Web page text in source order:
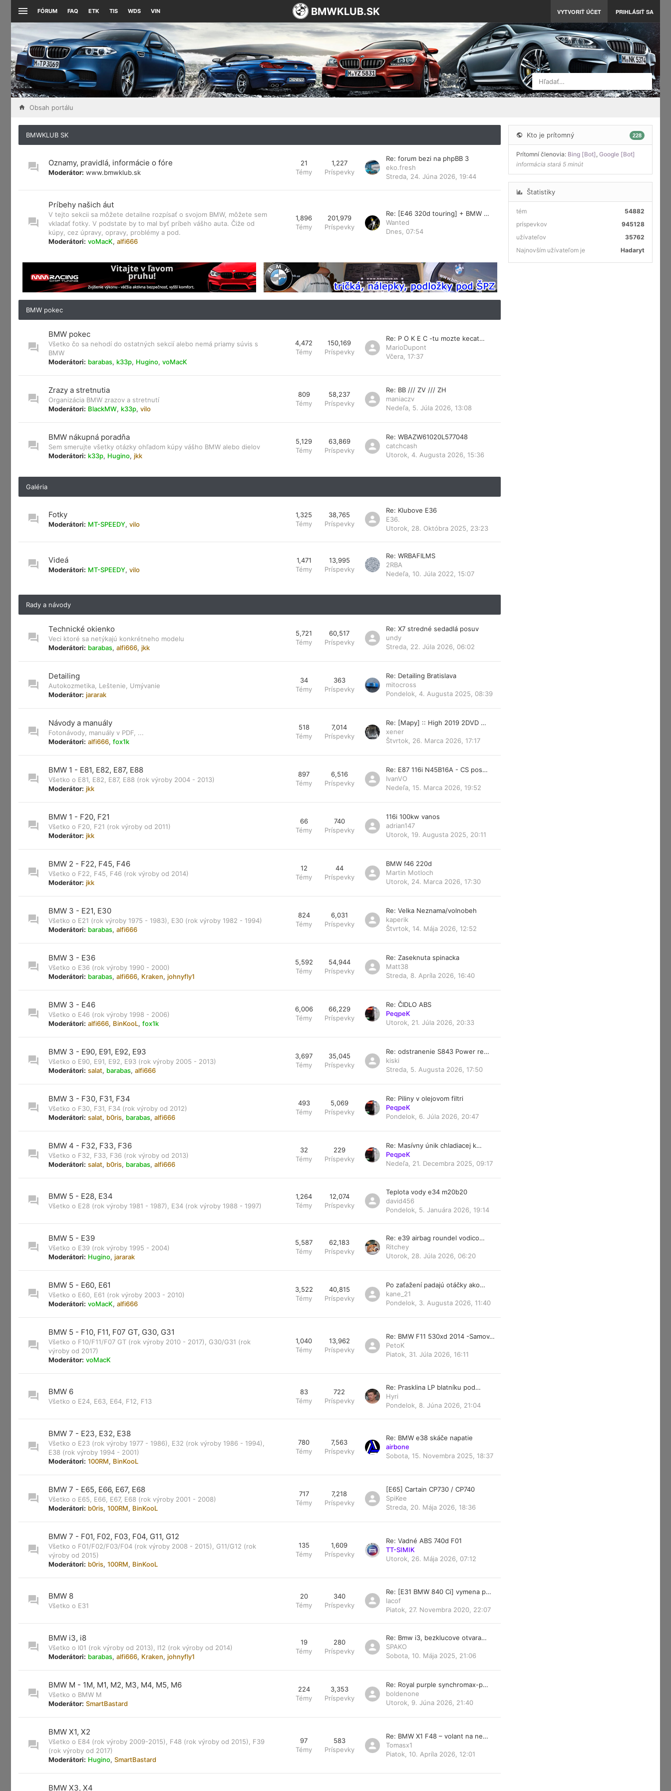
FÓRUM FAQ ETK TIS WDS VIN VYTVORIŤ ÚČET PRIHLÁSIŤ SA
BMWKLUB.SK
Hľadať…
Obsah portálu
BMWKLUB SK
Oznamy, pravidlá, informácie o fóre
Moderátor: www.bmwklub.sk
21
Témy
1,227
Príspevky
Re: forum bezi na phpBB 3
eko.fresh
Streda, 24. Júna 2026, 19:44
Príbehy našich áut
V tejto sekcii sa môžete detailne rozpísať o svojom BMW, môžete sem
vkladať fotky. V podstate by to mal byť príbeh vášho auta. Čiže od
kúpy, cez úpravy, opravy, problémy a pod.
Moderátori: voMacK, alfi666
1,896
Témy
201,979
Príspevky
Re: [E46 320d touring] + BMW …
Wanted
Dnes, 07:54
BMW pokec
BMW pokec
Všetko čo sa nehodí do ostatných sekcií alebo nemá priamy súvis s
BMW
Moderátori: barabas, k33p, Hugino, voMacK
4,472
Témy
150,169
Príspevky
Re: P O K E C -tu mozte kecat…
MarioDupont
Včera, 17:37
Zrazy a stretnutia
Organizácia BMW zrazov a stretnutí
Moderátori: BlackMW, k33p, vilo
809
Témy
58,237
Príspevky
Re: BB /// ZV /// ZH
maniaczv
Nedeľa, 5. Júla 2026, 13:08
BMW nákupná poradňa
Sem smerujte všetky otázky ohľadom kúpy vášho BMW alebo dielov
Moderátori: k33p, Hugino, jkk
5,129
Témy
63,869
Príspevky
Re: WBAZW61020L577048
catchcash
Utorok, 4. Augusta 2026, 15:36
Galéria
Fotky
Moderátori: MT-SPEEDY, vilo
1,325
Témy
38,765
Príspevky
Re: Klubove E36
E36.
Utorok, 28. Októbra 2025, 23:23
Videá
Moderátori: MT-SPEEDY, vilo
1,471
Témy
13,995
Príspevky
Re: WRBAFILMS
2RBA
Nedeľa, 10. Júla 2022, 15:07
Rady a návody
Technické okienko
Veci ktoré sa netýkajú konkrétneho modelu
Moderátori: barabas, alfi666, jkk
5,721
Témy
60,517
Príspevky
Re: X7 stredné sedadlá posuv
undy
Streda, 22. Júla 2026, 06:02
Detailing
Autokozmetika, Leštenie, Umývanie
Moderátor: jararak
34
Témy
363
Príspevky
Re: Detailing Bratislava
mitocross
Pondelok, 4. Augusta 2025, 08:39
Návody a manuály
Fotonávody, manuály v PDF, ...
Moderátori: alfi666, fox1k
518
Témy
7,014
Príspevky
Re: [Mapy] :: High 2019 2DVD …
xener
Štvrtok, 26. Marca 2026, 17:17
BMW 1 - E81, E82, E87, E88
Všetko o E81, E82, E87, E88 (rok výroby 2004 - 2013)
Moderátor: jkk
897
Témy
6,516
Príspevky
Re: E87 116i N45B16A - CS pos…
IvanVO
Nedeľa, 15. Marca 2026, 19:52
BMW 1 - F20, F21
Všetko o F20, F21 (rok výroby od 2011)
Moderátor: jkk
66
Témy
740
Príspevky
116i 100kw vanos
adrian147
Utorok, 19. Augusta 2025, 20:11
BMW 2 - F22, F45, F46
Všetko o F22, F45, F46 (rok výroby od 2014)
Moderátor: jkk
12
Témy
44
Príspevky
BMW f46 220d
Martin Motloch
Utorok, 24. Marca 2026, 17:30
BMW 3 - E21, E30
Všetko o E21 (rok výroby 1975 - 1983), E30 (rok výroby 1982 - 1994)
Moderátori: barabas, alfi666
824
Témy
6,031
Príspevky
Re: Velka Neznama/volnobeh
kaperik
Štvrtok, 14. Mája 2026, 12:52
BMW 3 - E36
Všetko o E36 (rok výroby 1990 - 2000)
Moderátori: barabas, alfi666, Kraken, johnyfly1
5,592
Témy
54,944
Príspevky
Re: Zaseknuta spinacka
Matt38
Streda, 8. Apríla 2026, 16:40
BMW 3 - E46
Všetko o E46 (rok výroby 1998 - 2006)
Moderátori: alfi666, BinKooL, fox1k
6,006
Témy
66,229
Príspevky
Re: ČIDLO ABS
PeqpeK
Utorok, 21. Júla 2026, 20:33
BMW 3 - E90, E91, E92, E93
Všetko o E90, E91, E92, E93 (rok výroby 2005 - 2013)
Moderátori: salat, barabas, alfi666
3,697
Témy
35,045
Príspevky
Re: odstranenie S843 Power re…
kiski
Streda, 5. Augusta 2026, 17:50
BMW 3 - F30, F31, F34
Všetko o F30, F31, F34 (rok výroby od 2012)
Moderátori: salat, b0ris, barabas, alfi666
493
Témy
5,069
Príspevky
Re: Piliny v olejovom filtri
PeqpeK
Pondelok, 6. Júla 2026, 20:47
BMW 4 - F32, F33, F36
Všetko o F32, F33, F36 (rok výroby od 2013)
Moderátori: salat, b0ris, barabas, alfi666
32
Témy
229
Príspevky
Re: Masívny únik chladiacej k…
PeqpeK
Nedeľa, 21. Decembra 2025, 09:17
BMW 5 - E28, E34
Všetko o E28 (rok výroby 1981 - 1987), E34 (rok výroby 1988 - 1997)
1,264
Témy
12,074
Príspevky
Teplota vody e34 m20b20
david456
Pondelok, 5. Januára 2026, 19:14
BMW 5 - E39
Všetko o E39 (rok výroby 1995 - 2004)
Moderátori: Hugino, jararak
5,587
Témy
62,183
Príspevky
Re: e39 airbag roundel vodico…
Ritchey
Utorok, 28. Júla 2026, 06:20
BMW 5 - E60, E61
Všetko o E60, E61 (rok výroby 2003 - 2010)
Moderátori: voMacK, alfi666
3,522
Témy
40,815
Príspevky
Po zaťažení padajú otáčky ako…
kane_21
Pondelok, 3. Augusta 2026, 11:40
BMW 5 - F10, F11, F07 GT, G30, G31
Všetko o F10/F11/F07 GT (rok výroby 2010 - 2017), G30/G31 (rok
výroby od 2017)
Moderátor: voMacK
1,040
Témy
13,962
Príspevky
Re: BMW F11 530xd 2014 -Samov…
PetoK
Piatok, 31. Júla 2026, 16:11
BMW 6
Všetko o E24, E63, E64, F12, F13
83
Témy
722
Príspevky
Re: Prasklina LP blatníku pod…
Hyri
Pondelok, 8. Júna 2026, 21:04
BMW 7 - E23, E32, E38
Všetko o E23 (rok výroby 1977 - 1986), E32 (rok výroby 1986 - 1994),
E38 (rok výroby 1994 - 2001)
Moderátori: 100RM, BinKooL
780
Témy
7,563
Príspevky
Re: BMW e38 skáče napatie
airbone
Sobota, 15. Novembra 2025, 18:37
BMW 7 - E65, E66, E67, E68
Všetko o E65, E66, E67, E68 (rok výroby 2001 - 2008)
Moderátori: b0ris, 100RM, BinKooL
717
Témy
7,218
Príspevky
[E65] Cartain CP730 / CP740
SpiKee
Streda, 20. Mája 2026, 18:36
BMW 7 - F01, F02, F03, F04, G11, G12
Všetko o F01/F02/F03/F04 (rok výroby 2008 - 2015), G11/G12 (rok
výroby od 2015)
Moderátori: b0ris, 100RM, BinKooL
135
Témy
1,609
Príspevky
Re: Vadné ABS 740d F01
TT-SIMIK
Utorok, 26. Mája 2026, 07:12
BMW 8
Všetko o E31
20
Témy
340
Príspevky
Re: [E31 BMW 840 Ci] vymena p…
lacof
Piatok, 27. Novembra 2020, 22:07
BMW i3, i8
Všetko o I01 (rok výroby od 2013), I12 (rok výroby od 2014)
Moderátori: barabas, alfi666, Kraken, johnyfly1
19
Témy
280
Príspevky
Re: Bmw i3, bezklucove otvara…
SPAKO
Sobota, 10. Mája 2025, 21:06
BMW M - 1M, M1, M2, M3, M4, M5, M6
Všetko o BMW M
Moderátor: SmartBastard
224
Témy
3,353
Príspevky
Re: Royal purple synchromax-p…
boldenone
Utorok, 9. Júna 2026, 21:40
BMW X1, X2
Všetko o E84 (rok výroby 2009-2015), F48 (rok výroby od 2015), F39
(rok výroby od 2017)
Moderátori: Hugino, SmartBastard
97
Témy
583
Príspevky
Re: BMW X1 F48 – volant na ne…
Tomasx1
Piatok, 10. Apríla 2026, 12:01
BMW X3, X4
Kto je prítomný 228
Prítomní členovia: Bing [Bot] , Google [Bot]
informácia stará 5 minút
Štatistiky
54882
tém
945128
príspevkov
35762
užívateľov
Najnovším užívateľom je
Hadaryt